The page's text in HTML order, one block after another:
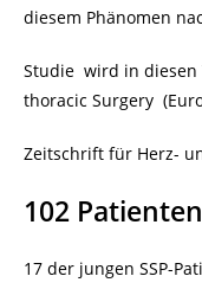
diesem Phänomen
Studie wird in diesen
thoracic Surgery
Zeitschrift für Herz-
102
17 der jungen SSP-